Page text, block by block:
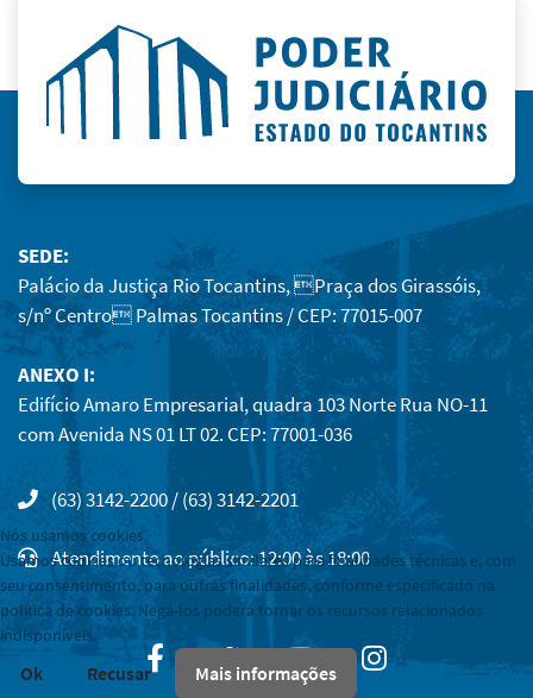
SEDE:
Palácio da Justiça Rio Tocantins, Praça dos Girassóis,
s/nº Centro Palmas Tocantins / CEP: 77015-007
ANEXO I:
Edifício Amaro Empresarial, quadra 103 Norte Rua NO-11
com Avenida NS 01 LT 02. CEP: 77001-036
(63) 3142-2200 / (63) 3142-2201
Atendimento ao público: 12:00 às 18:00
FacebookTwitterYoutubeInstagram
Nós usamos cookies
Usamos cookies ou tecnologias similares para finalidades técnicas e, com
seu consentimento, para outras finalidades, conforme especificado na
política de cookies. Negá-los poderá tornar os recursos relacionados
indisponíveis.
Ok Recusar Mais informações